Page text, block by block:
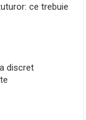
ce trebuie
discret